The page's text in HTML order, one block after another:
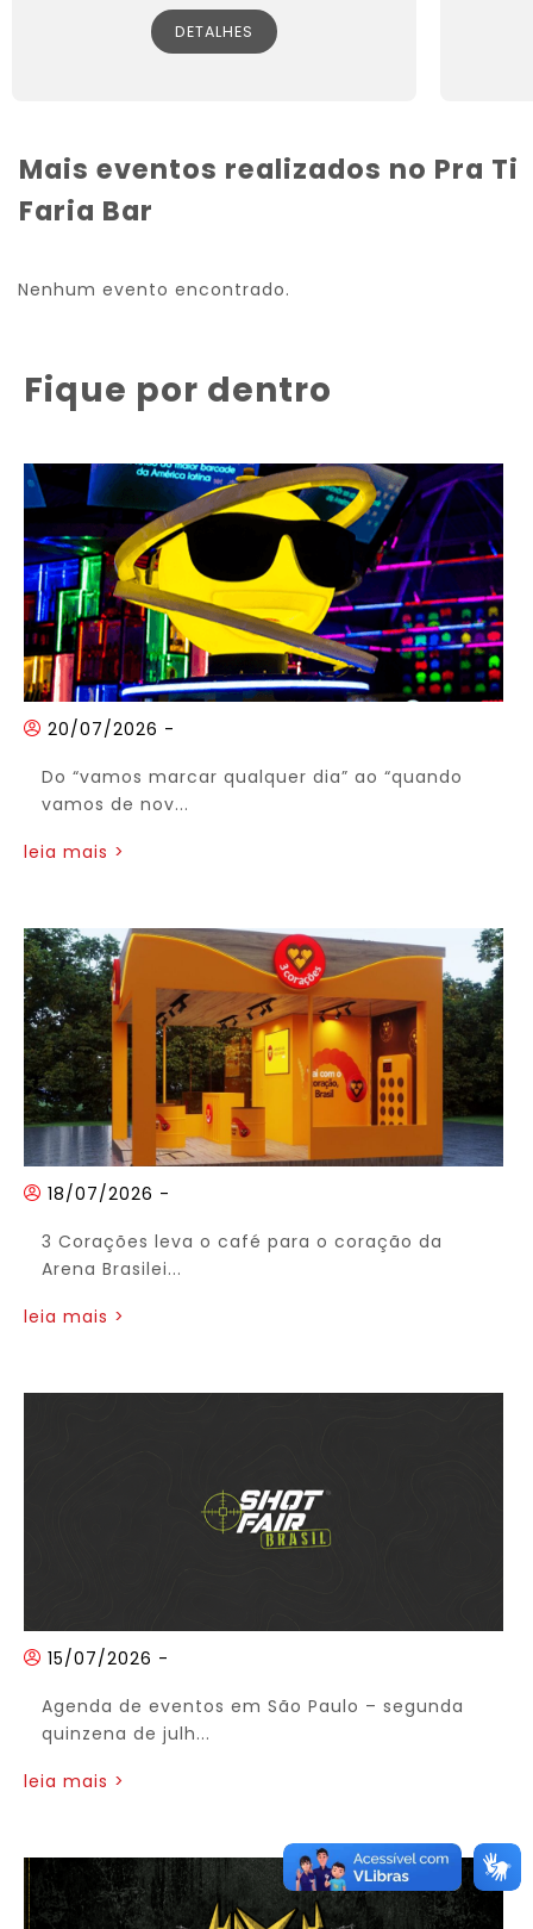
DETALHES
Mais eventos realizados no Pra Ti
Faria Bar
Nenhum evento encontrado.
Fique por dentro
20/07/2026 -
Do “vamos marcar qualquer dia” ao “quando
vamos de nov...
leia mais >
18/07/2026 -
3 Corações leva o café para o coração da
Arena Brasilei...
leia mais >
15/07/2026 -
Agenda de eventos em São Paulo – segunda
quinzena de julh...
leia mais >